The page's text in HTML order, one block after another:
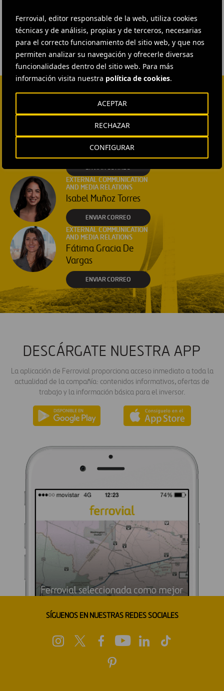
Ferrovial, editor responsable de la web, utiliza cookies
técnicas y de análisis, propias y de terceros, necesarias
para el correcto funcionamiento del sitio web, y que nos
permiten analizar su navegación y ofrecerle diversas
funcionalidades dentro del sitio web. Para más
información visita nuestra política de cookies.
CONFIGURAR
RECHAZAR
ACEPTAR
CONTACTA CON NOSOTROS
HEAD OF EXTERNAL
COMMUNICATION AND
INSTITUTIONAL RELATIONS
Ana García Ruiz
ENVIAR CORREO
EXTERNAL COMMUNICATION
AND MEDIA RELATIONS
Isabel Muñoz Torres
ENVIAR CORREO
EXTERNAL COMMUNICATION
AND MEDIA RELATIONS
Fátima Gracia De
Vargas
ENVIAR CORREO
DESCÁRGATE NUESTRA APP
La aplicación de Ferrovial proporciona acceso inmediato a toda la
actualidad de la compañía: contenidos informativos, ofertas de
trabajo y la información básica para el inversor.
SÍGUENOS EN NUESTRAS REDES SOCIALES